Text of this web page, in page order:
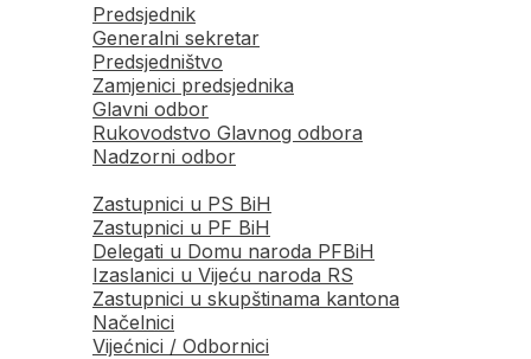
Predsjednik
Generalni sekretar
Predsjedništvo
Zamjenici predsjednika
Glavni odbor
Rukovodstvo Glavnog odbora
Nadzorni odbor
Zastupnici u PS BiH
Zastupnici u PF BiH
Delegati u Domu naroda PFBiH
Izaslanici u Vijeću naroda RS
Zastupnici u skupštinama kantona
Načelnici
Vijećnici / Odbornici